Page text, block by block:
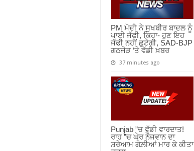
PM ਮੋਦੀ ਨੇ ਸੁਖਬੀਰ ਬਾਦਲ ਨੂੰ
ਪਾਈ ਜੱਫੀ, ਕਿਹਾ- ਹੁਣ ਇਹ
ਜੱਫੀ ਨਹੀਂ ਛੁਟੇਗੀ, SAD-BJP
ਗਠਜੋੜ ‘ਤੇ ਵੱਡੀ ਖ਼ਬਰ
37 minutes ago
Punjab ”ਚ ਵੱਡੀ ਵਾਰਦਾਤ!
ਰਾਹ ”ਚ ਘੇਰ ਨੌਜਵਾਨ ਦਾ
ਸ਼ਰੇਆਮ ਗੋਲ਼ੀਆਂ ਮਾਰ ਕੇ ਕੀਤਾ